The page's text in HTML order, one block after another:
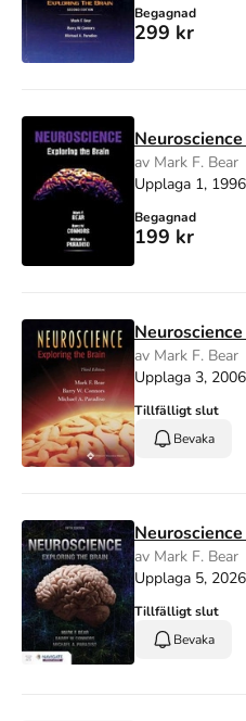
Begagnad
299 kr
av Mark F. Bear
Upplaga 1, 1996
Begagnad
199 kr
av Mark F. Bear
Upplaga 3, 2006
Tillfälligt slut
Bevaka
av Mark F. Bear
Upplaga 5, 2026
Tillfälligt slut
Bevaka